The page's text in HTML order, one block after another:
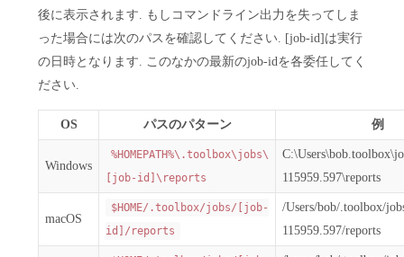
後に表示されます. もしコマンドライン出力を失ってしま
った場合には次のパスを確認してください. [job-id]は実行
の日時となります. このなかの最新のjob-idを各委任してく
ださい.
OS パスのパターン 例
Windows
%HOMEPATH%\.toolbox\jobs\
[job-id]\reports
115959.597\reports
macOS
$HOME/.toolbox/jobs/[job-
id]/reports
/Users/bob/.toolbox/
115959.597/reports